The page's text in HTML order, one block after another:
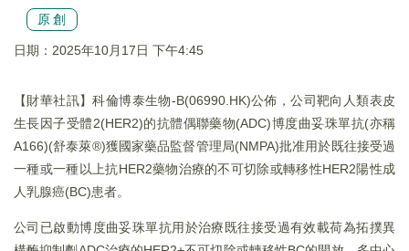
原創
日期：2025年10月17日 下午4:45
【財華社訊】科倫博泰生物-B(06990.HK)公佈，公司靶向人類表皮
生長因子受體2(HER2)的抗體偶聯藥物(ADC)博度曲妥珠單抗(亦稱
A166)(舒泰萊®)獲國家藥品監督管理局(NMPA)批准用於既往接受過
一種或一種以上抗HER2藥物治療的不可切除或轉移性HER2陽性成
人乳腺癌(BC)患者。
公司已啟動博度曲妥珠單抗用於治療既往接受過有效載荷為拓撲異